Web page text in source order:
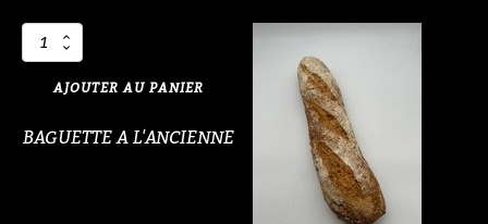
quantité
de
BAGUETTE
AJOUTER AU PANIER
BAGUETTE A L'ANCIENNE